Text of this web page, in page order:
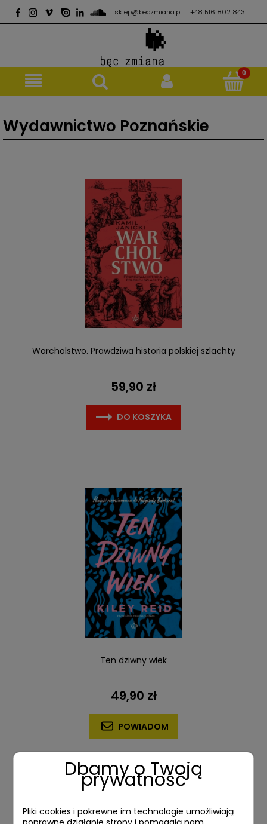
sklep@beczmiana.pl +48 516 802 843
Wydawnictwo Poznańskie
Warcholstwo. Prawdziwa historia polskiej szlachty
59,90 zł
DO KOSZYKA
Ten dziwny wiek
49,90 zł
POWIADOM
Dbamy o Twoją
prywatność
Pliki cookies i pokrewne im technologie umożliwiają